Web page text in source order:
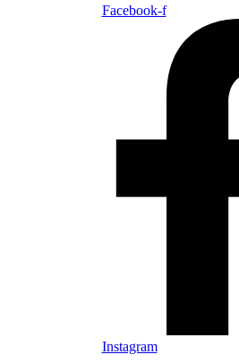
Facebook-f
Instagram